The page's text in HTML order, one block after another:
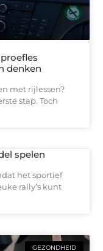
denken
met rijlessen?
stap. Toch
spelen
het sportief
rally’s kunt
GEZONDHEID